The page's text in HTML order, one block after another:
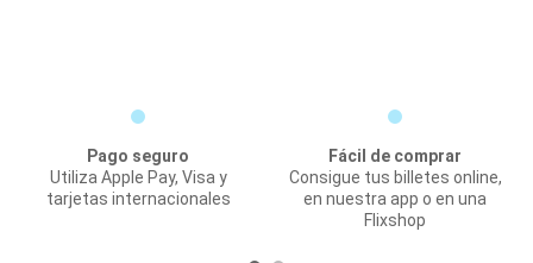
Pago seguro
Utiliza Apple Pay, Visa y
tarjetas internacionales
Fácil de comprar
Consigue tus billetes online,
en nuestra app o en una
Flixshop